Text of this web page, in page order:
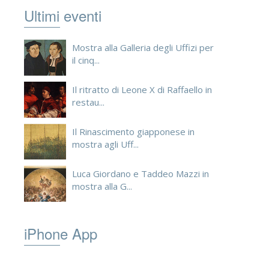
Ultimi eventi
Mostra alla Galleria degli Uffizi per
il cinq...
Il ritratto di Leone X di Raffaello in
restau...
Il Rinascimento giapponese in
mostra agli Uff...
Luca Giordano e Taddeo Mazzi in
mostra alla G...
iPhone App